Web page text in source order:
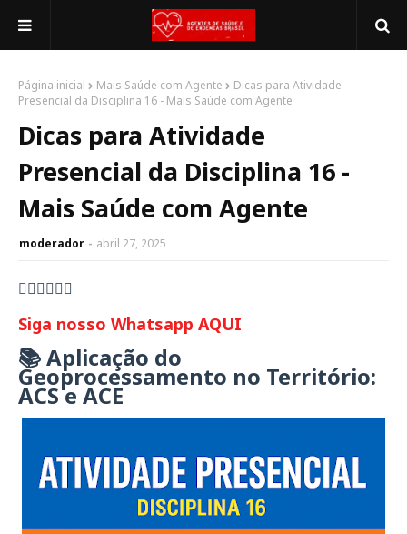
Página inicial Mais Saúde com Agente
Dicas para Atividade
Presencial da Disciplina 16 - Mais Saúde com Agente
Dicas para Atividade
Presencial da Disciplina 16 -
Mais Saúde com Agente
moderador abril 27, 2025
👇🏻👇🏻👇🏻
Siga nosso Whatsapp AQUI
📚 Aplicação do
Geoprocessamento no Território:
ACS e ACE